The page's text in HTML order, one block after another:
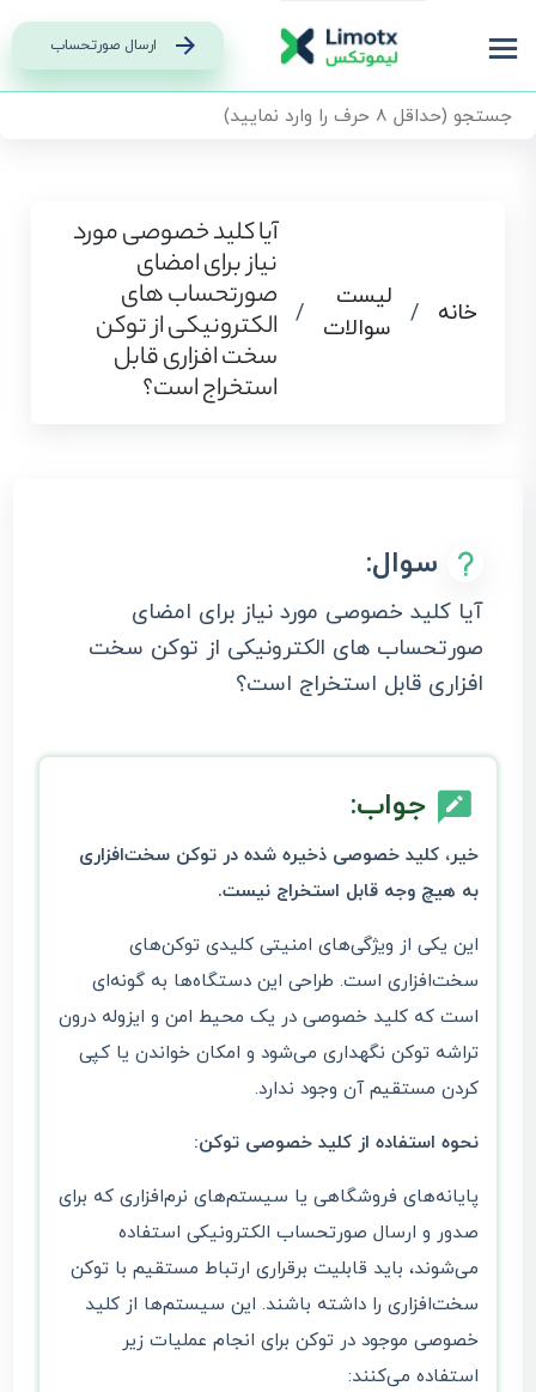
ارسال صورتحساب
خانه /
لیست
سوالات
/
آیا کلید خصوصی مورد
نیاز برای امضای
صورتحساب‌ های
الکترونیکی از توکن
سخت افزاری قابل
استخراج است؟
سوال:
آیا کلید خصوصی مورد نیاز برای امضای
صورتحساب‌ های الکترونیکی از توکن سخت
افزاری قابل استخراج است؟
جواب:
خیر، کلید خصوصی ذخیره شده در توکن سخت‌افزاری
به هیچ وجه قابل استخراج نیست.
این یکی از ویژگی‌های امنیتی کلیدی توکن‌های
سخت‌افزاری است. طراحی این دستگاه‌ها به گونه‌ای
است که کلید خصوصی در یک محیط امن و ایزوله درون
تراشه توکن نگهداری می‌شود و امکان خواندن یا کپی
کردن مستقیم آن وجود ندارد.
نحوه استفاده از کلید خصوصی توکن:
پایانه‌های فروشگاهی یا سیستم‌های نرم‌افزاری که برای
صدور و ارسال صورتحساب الکترونیکی استفاده
می‌شوند، باید قابلیت برقراری ارتباط مستقیم با توکن
سخت‌افزاری را داشته باشند. این سیستم‌ها از کلید
خصوصی موجود در توکن برای انجام عملیات زیر
استفاده می‌کنند: